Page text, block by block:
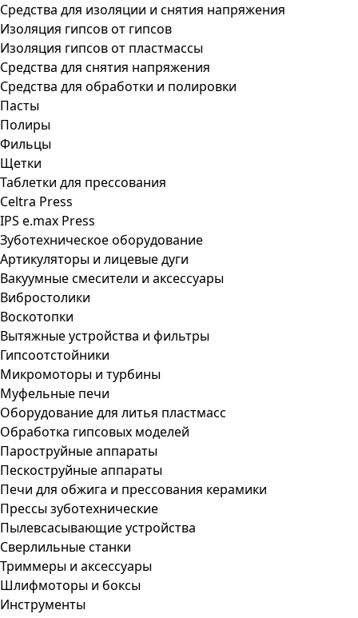
Средства для изоляции и снятия напряжения
Изоляция гипсов от гипсов
Изоляция гипсов от пластмассы
Средства для снятия напряжения
Средства для обработки и полировки
Пасты
Полиры
Фильцы
Щетки
Таблетки для прессования
Celtra Press
IPS e.max Press
Зуботехническое оборудование
Артикуляторы и лицевые дуги
Вакуумные смесители и аксессуары
Вибростолики
Воскотопки
Вытяжные устройства и фильтры
Гипсоотстойники
Микромоторы и турбины
Муфельные печи
Оборудование для литья пластмасс
Обработка гипсовых моделей
Пароструйные аппараты
Пескоструйные аппараты
Печи для обжига и прессования керамики
Прессы зуботехнические
Пылевсасывающие устройства
Сверлильные станки
Триммеры и аксессуары
Шлифмоторы и боксы
Инструменты